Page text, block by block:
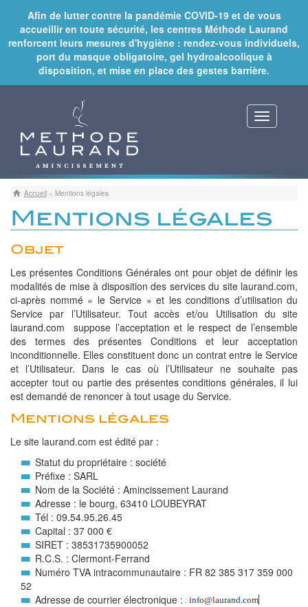
Afin de lutter contre la pandémie COVID-19 et de vous
accueillir en toute sécurité, les centres Méthode Laurand
renforcent leurs mesures d'hygiène : rendez-vous individuels,
port du masque obligatoire, gel hydroalcoolique à
disposition, et mise en place des gestes barrière.
Toggle
Accueil » Mentions légales
Mentions légales
Objet
Les présentes Conditions Générales ont pour objet de définir les
modalités de mise à disposition des services du site laurand.com,
ci-après nommé « le Service » et les conditions d’utilisation du
Service par l’Utilisateur. Tout accès et/ou Utilisation du site
laurand.com suppose l’acceptation et le respect de l’ensemble
des termes des présentes Conditions et leur acceptation
inconditionnelle. Elles constituent donc un contrat entre le Service
et l’Utilisateur. Dans le cas où l’Utilisateur ne souhaite pas
accepter tout ou partie des présentes conditions générales, il lui
est demandé de renoncer à tout usage du Service.
Mentions légales
Le site laurand.com est édité par :
Statut du propriétaire : société
Préfixe : SARL
Nom de la Société : Amincissement Laurand
Adresse : le bourg, 63410 LOUBEYRAT
Tél : 09.54.95.26.45
Capital : 37 000 €
SIRET : 38531735900052
R.C.S. : Clermont-Ferrand
Numéro TVA intracommunautaire : FR 82 385 317 359 000
52
Adresse de courrier électronique :